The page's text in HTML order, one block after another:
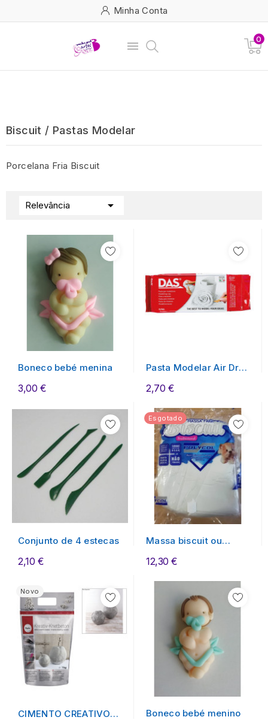
Minha Conta
 0
Biscuit / Pastas Modelar
Porcelana Fria Biscuit
Relevância 
Boneco bebé menina
3,00 €
Pasta Modelar Air Dry
2,70 €
Conjunto de 4 estecas
2,10 €
Esgotado
Massa biscuit ou
12,30 €
Novo
CIMENTO CREATIVO
Boneco bebé menino